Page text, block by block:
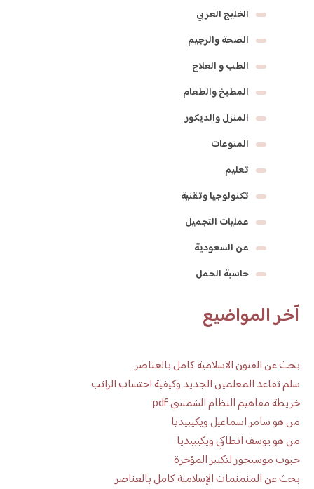
الخليج العربي
الصحة والرجيم
الطب و العلاج
المطبخ والطعام
المنزل والديكور
المنوعات
تعليم
تكنولوجيا وتقنية
عمليات التجميل
عن السعودية
حاسبة الحمل
آخر المواضيع
بحث عن الفنون الاسلامية كامل بالعناصر
سلم تقاعد المعلمين الجديد وكيفية احتساب الراتب
خريطة مفاهيم النظام الشمسي pdf
من هو سامر اسماعيل ويكيبيديا
من هو يوسف انطاكي ويكيبيديا
حبوب موسيجور لتكبير المؤخرة
بحث عن المنمنمات الإسلامية كامل بالعناصر